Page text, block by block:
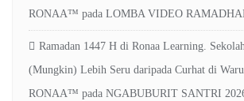
RONAA™ pada LOMBA VIDEO
Ramadan 1447 H di Ronaa Learning.
(Mungkin) Lebih Seru daripada Curhat di
RONAA™ pada NGABUBURIT SANTRI